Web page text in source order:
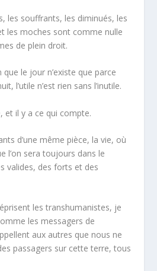
les souffrants, les diminués, les
les moches sont comme nulle
de plein droit.
le jour n’existe que parce
l’utile n’est rien sans l’inutile.
et il y a ce qui compte.
d’une même pièce, la vie, où
l’on sera toujours dans le
valides, des forts et des
les transhumanistes, je
les messagers de
aux autres que nous ne
passagers sur cette terre, tous